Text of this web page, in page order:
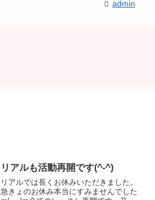
admin
リアルも活動再開です(^-^)
リアルでは長くお休みいただきました。
急きょのお休み本当にすみませんでした